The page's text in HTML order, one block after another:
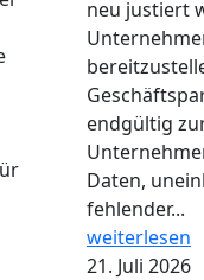
neu justiert
endgültig
Daten,
fehlender...
weiterlesen
21. Juli 2026